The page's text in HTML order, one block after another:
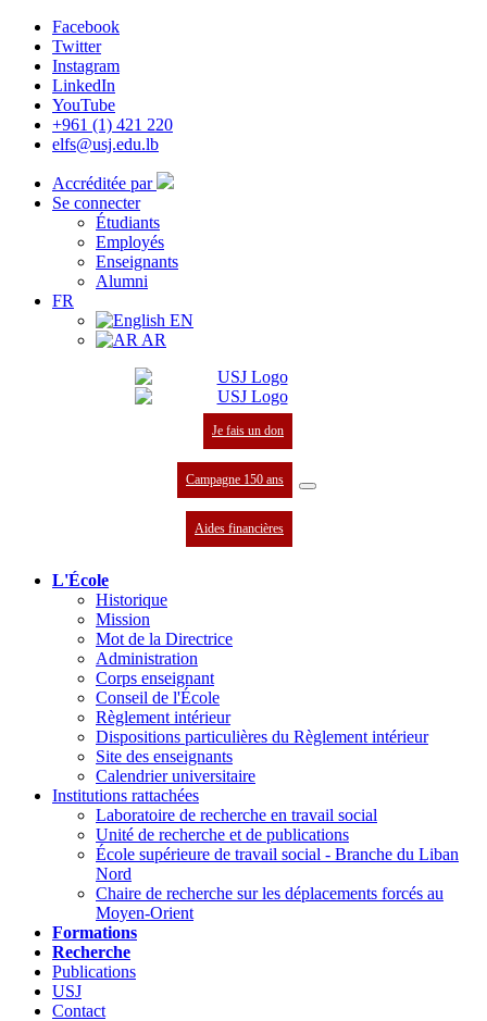
Facebook
Twitter
Instagram
LinkedIn
YouTube
+961 (1) 421 220
elfs@usj.edu.lb
Accréditée par
Se connecter
Étudiants
Employés
Enseignants
Alumni
FR
EN
AR
Je fais un don
Campagne 150 ans
Aides financières
L'École
Historique
Mission
Mot de la Directrice
Administration
Corps enseignant
Conseil de l'École
Règlement intérieur
Dispositions particulières du Règlement intérieur
Site des enseignants
Calendrier universitaire
Institutions rattachées
Laboratoire de recherche en travail social
Unité de recherche et de publications
École supérieure de travail social - Branche du Liban
Nord
Chaire de recherche sur les déplacements forcés au
Moyen-Orient
Formations
Recherche
Publications
USJ
Contact